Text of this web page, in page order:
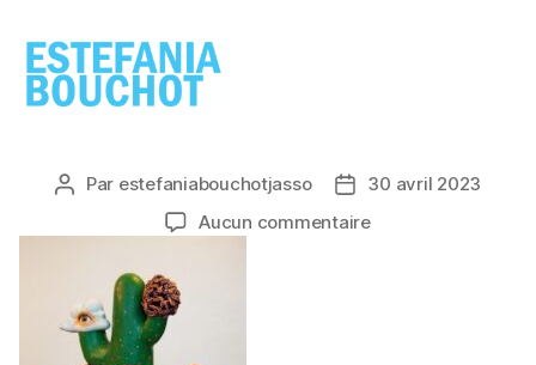
Auteur
l’article
Par estefaniabouchotjasso
Date
de
30 avril 2023
Aucun commentairesur